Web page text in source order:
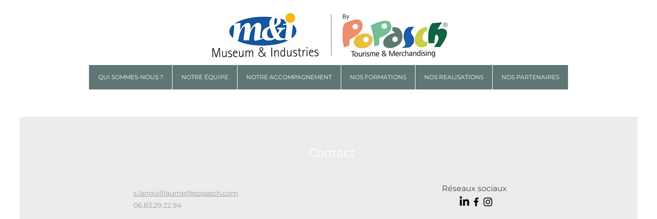
QUI SOMMES-NOUS ? NOTRE ÉQUIPE NOTRE ACCOMPAGNEMENT NOS FORMATIONS NOS REALISATIONS NOS PARTENAIRES
s.languilllaume@popasch.com
06.83.29.22.94
Réseaux sociaux